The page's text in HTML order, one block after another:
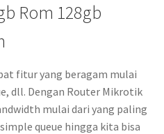
Rom 128gb
fitur yang beragam mulai
dll. Dengan Router Mikrotik
mulai dari yang paling
queue hingga kita bisa